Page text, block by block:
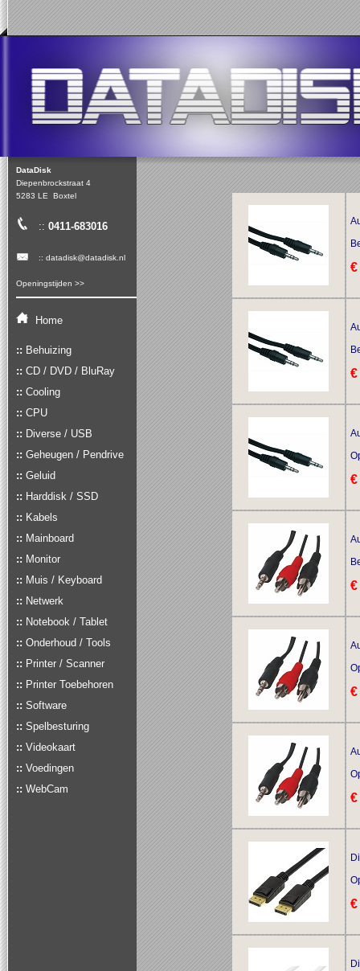
DataDisk
Diepenbrockstraat 4
5283 LE Boxtel
:: 0411-683016
:: datadisk@datadisk.nl
Openingstijden >>
Home
:: Behuizing
:: CD / DVD / BluRay
:: Cooling
:: CPU
:: Diverse / USB
:: Geheugen / Pendrive
:: Geluid
:: Harddisk / SSD
:: Kabels
:: Mainboard
:: Monitor
:: Muis / Keyboard
:: Netwerk
:: Notebook / Tablet
:: Onderhoud / Tools
:: Printer / Scanner
:: Printer Toebehoren
:: Software
:: Spelbesturing
:: Videokaart
:: Voedingen
:: WebCam
€
€
€
€
€
€
€